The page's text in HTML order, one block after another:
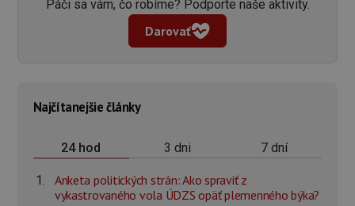
Páči sa vám, čo robíme? Podporte naše aktivity.
Darovať
Najčítanejšie články
24 hod 3 dni 7 dní
Anketa politických strán: Ako spraviť z
vykastrovaného vola ÚDZS opäť plemenného býka?